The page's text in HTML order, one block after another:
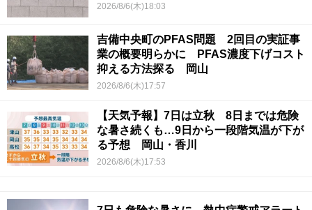
2026/8/6(木)18:03
吉備中央町のPFAS問題 2回目の実証事
業の概要明らかに PFAS濃度下げコスト
抑える方法探る 岡山
2026/8/6(木)17:57
【天気予報】7日は立秋 8日までは危険
な暑さ続くも…9日から一段階気温が下が
る予想 岡山・香川
2026/8/6(木)17:53